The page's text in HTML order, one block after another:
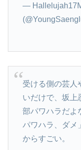
—
受ける側の芸人
いだけで、坂上
部パワハラだよ
パワハラ、ダメ
からすごい。